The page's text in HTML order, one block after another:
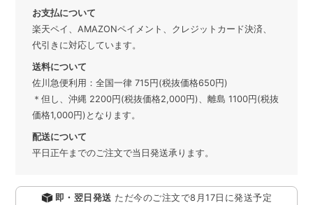
お支払について
楽天ペイ、AMAZONペイメント、クレジットカード決済、
代引きに対応しています。
送料について
佐川急便利用：全国一律 715円(税抜価格650円)
＊但し、沖縄 2200円(税抜価格2,000円)、離島 1100円(税抜
価格1,000円)となります。
配送について
平日正午までのご注文で当日発送承ります。
即・翌日発送 ただ今のご注文で8月17日 に発送予定